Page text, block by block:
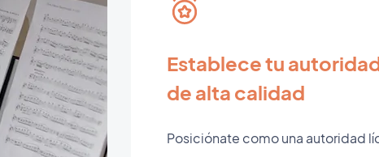
Establece tu
de alta calidad
Posiciónate como una autoridad